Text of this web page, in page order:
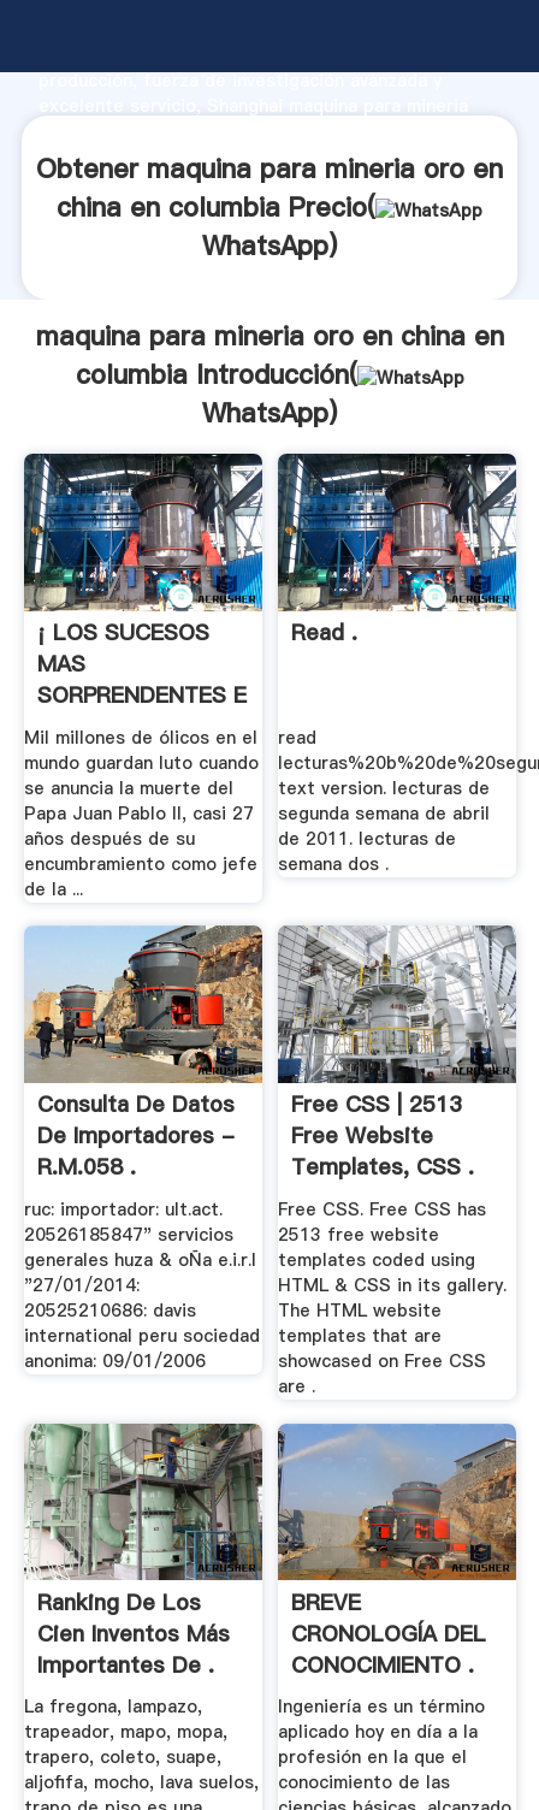
producción, fuerza de investigación avanzada y
aporta valores a todos los clientes.
Obtener maquina para mineria oro en
china en columbia Precio(
WhatsApp)
maquina para mineria oro en china en
columbia Introducción(
WhatsApp)
¡ LOS SUCESOS
MAS
SORPRENDENTES E
.
Mil millones de ólicos en el
mundo guardan luto cuando
se anuncia la muerte del
Papa Juan Pablo II, casi 27
años después de su
encumbramiento como jefe
de la ...
Read .
read
text version. lecturas de
segunda semana de abril
de 2011. lecturas de
semana dos .
Consulta De Datos
De Importadores -
R.M.058 .
ruc: importador: ult.act.
20526185847" servicios
generales huza & oÑa e.i.r.l
"27/01/2014:
20525210686: davis
international peru sociedad
anonima: 09/01/2006
Free CSS | 2513
Free Website
Templates, CSS .
Free CSS. Free CSS has
2513 free website
templates coded using
HTML & CSS in its gallery.
The HTML website
templates that are
showcased on Free CSS
are .
Ranking De Los
Cien Inventos Más
Importantes De .
La fregona, lampazo,
trapeador, mapo, mopa,
trapero, coleto, suape,
aljofifa, mocho, lava suelos,
BREVE
CRONOLOGÍA DEL
CONOCIMIENTO .
Ingeniería es un término
aplicado hoy en día a la
profesión en la que el
conocimiento de las